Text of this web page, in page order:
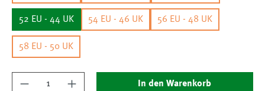
52 EU - 44 UK 54 EU - 46 UK 56 EU - 48 UK
58 EU - 50 UK
Produkt Anzahl: Gib den gewünschten Wert
In den Warenkorb